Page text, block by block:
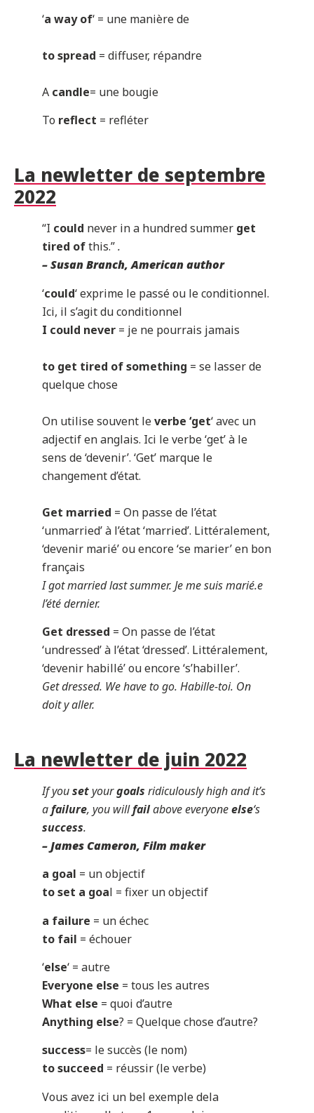
‘a way of‘ = une manière de
to spread = diffuser, répandre
A candle= une bougie
To reflect = refléter
La newletter de septembre
2022
“I could never in a hundred summer get
tired ofthis.”.
– Susan Branch, American author
‘could‘ exprime le passé ou le conditionnel.
Ici, il s’agit du conditionnel
I could never = je ne pourrais jamais
to get tired of something = se lasser de
quelque chose
On utilise souvent leverbe ‘get‘ avec un
adjectif en anglais. Ici le verbe ‘get’ à le
sens de ‘devenir’. ‘Get’ marque le
changement d’état.
Get married = On passe de l’état
‘unmarried’ à l’état ‘married’. Littéralement,
‘devenir marié’ ou encore ‘se marier’ en bon
français
I got married last summer. Je me suis marié.e
l’été dernier.
Get dressed = On passe de l’état
‘undressed’ à l’état ‘dressed’. Littéralement,
‘devenir habillé’ ou encore ‘s’habiller’.
Get dressed. We have to go. Habille-toi. On
doit y aller.
La newletter de juin 2022
If yousetyourgoals ridiculously high and it’s
afailure, you willfailabove everyoneelse‘s
success.
– James Cameron, Film maker
a goal = un objectif
to set a goal = fixer un objectif
a failure = un échec
to fail = échouer
‘else‘ = autre
Everyone else = tous les autres
What else = quoi d’autre
Anything else? = Quelque chose d’autre?
success= le succès (le nom)
to succeed = réussir (le verbe)
Vous avez ici un bel exemple dela